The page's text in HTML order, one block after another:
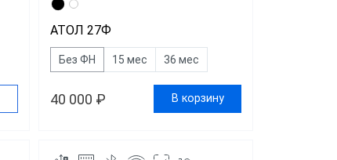
АТОЛ 27Ф
Без ФН 15 мес 36 мес
40 000 ₽ В корзину